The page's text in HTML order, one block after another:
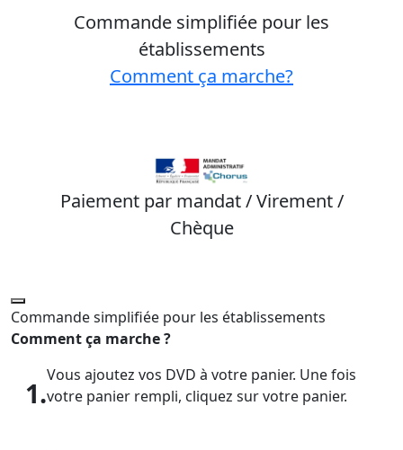
Commande simplifiée pour les
établissements
Comment ça marche?
Paiement par mandat / Virement /
Chèque
Commande simplifiée pour les établissements
Comment ça marche ?
1.
Vous ajoutez vos DVD à votre panier. Une fois
votre panier rempli, cliquez sur votre panier.